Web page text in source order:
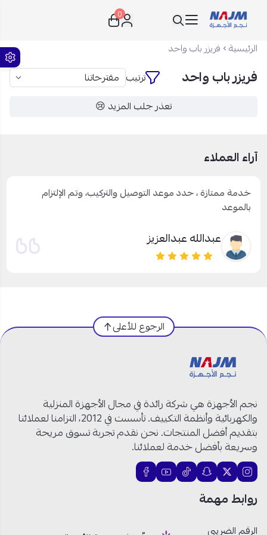
نجم الأجهزة
0
الرئيسية فريزر باب واحد
فريزر باب واحد
ترتيب
تعذر جلب المزيد 😢
آراء العملاء
خدمة ممتازة ، حدد موعد التوصيل والتركيب، وتم الإلتزام
بالموعد
عبدالله عبدالعزيز
الرجوع للأعلى
نجم الأجهزة هي شركة رائدة في مجال الأجهزة المنزلية
والكهربائية وأنظمة التكييف. تأسست في 2012، التزامنا لعملائنا
بتقديم أفضل المنتجات. نحن نقدم تجربة تسوق مريحة
وسريعة بأفضل خدمة لعملائنا.
روابط مهمة
الرقم الضريبي